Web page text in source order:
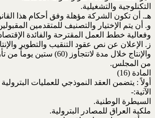
التكنلوجية والتشغيلية.
هـ. أن تكون الشركة مؤهلة وفق أحكام هذا
و. أن يتم الإختيار والتصنيف للمتقدمين
وفعالية خطط العمل المقترحة والفائدة
ز. الإعلان عن نص عقود التنقيب والتطوير
والإنتاج خلال مدة لاتتجأوز
من المجلس.
المادة (16)
أولاً : يتضمن العقد النموذجي للعمليات
الآتية:-
السيطرة الوطنية.
ملكية العراق للمصادر البترولية.